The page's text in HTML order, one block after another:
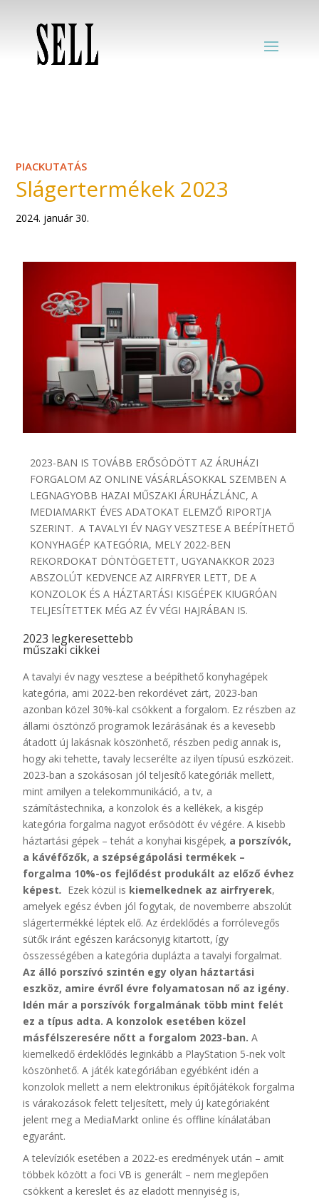
PIACKUTATÁS
Slágertermékek 2023
2024. január 30.
2023-BAN IS TOVÁBB ERŐSÖDÖTT AZ ÁRUHÁZI
FORGALOM AZ ONLINE VÁSÁRLÁSOKKAL SZEMBEN A
LEGNAGYOBB HAZAI MŰSZAKI ÁRUHÁZLÁNC, A
MEDIAMARKT ÉVES ADATOKAT ELEMZŐ RIPORTJA
SZERINT. A TAVALYI ÉV NAGY VESZTESE A BEÉPÍTHETŐ
KONYHAGÉP KATEGÓRIA, MELY 2022-BEN
REKORDOKAT DÖNTÖGETETT, UGYANAKKOR 2023
ABSZOLÚT KEDVENCE AZ AIRFRYER LETT, DE A
KONZOLOK ÉS A HÁZTARTÁSI KISGÉPEK KIUGRÓAN
TELJESÍTETTEK MÉG AZ ÉV VÉGI HAJRÁBAN IS.
​2023 legkeresettebb
műszaki cikkei
A tavalyi év nagy vesztese a beépíthető konyhagépek
kategória, ami 2022-ben rekordévet zárt, 2023-ban
azonban közel 30%-kal csökkent a forgalom. Ez részben az
állami ösztönző programok lezárásának és a kevesebb
átadott új lakásnak köszönhető, részben pedig annak is,
hogy aki tehette, tavaly lecserélte az ilyen típusú eszközeit.
2023-ban a szokásosan jól teljesítő kategóriák mellett,
mint amilyen a telekommunikáció, a tv, a
számítástechnika, a konzolok és a kellékek, a kisgép
kategória forgalma nagyot erősödött év végére. A kisebb
háztartási gépek – tehát a konyhai kisgépek, a porszívók,
a kávéfőzők, a szépségápolási termékek –
forgalma 10%-os fejlődést produkált az előző évhez
képest. Ezek közül is kiemelkednek az airfryerek,
amelyek egész évben jól fogytak, de novemberre abszolút
slágertermékké léptek elő. Az érdeklődés a forrólevegős
sütők iránt egészen karácsonyig kitartott, így
összességében a kategória duplázta a tavalyi forgalmat.
Az álló porszívó szintén egy olyan háztartási
eszköz, amire évről évre folyamatosan nő az igény.
Idén már a porszívók forgalmának több mint felét
ez a típus adta. A konzolok esetében közel
másfélszeresére nőtt a forgalom 2023-ban. A
kiemelkedő érdeklődés leginkább a PlayStation 5-nek volt
köszönhető. A játék kategóriában egyébként idén a
konzolok mellett a nem elektronikus építőjátékok forgalma
is várakozások felett teljesített, mely új kategóriaként
jelent meg a MediaMarkt online és offline kínálatában
egyaránt.
A televíziók esetében a 2022-es eredmények után – amit
többek között a foci VB is generált – nem meglepően
csökkent a kereslet és az eladott mennyiség is,